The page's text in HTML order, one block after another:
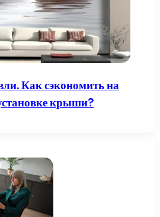
Как сэкономить на
крыши?